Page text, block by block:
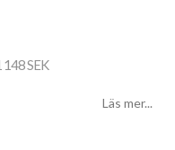
148 SEK
Läs mer...